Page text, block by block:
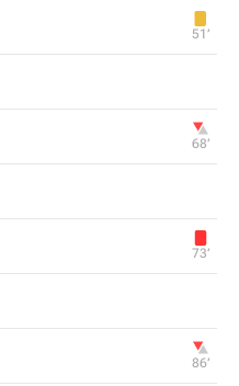
51‎’‎
68‎’‎
73‎’‎
86‎’‎